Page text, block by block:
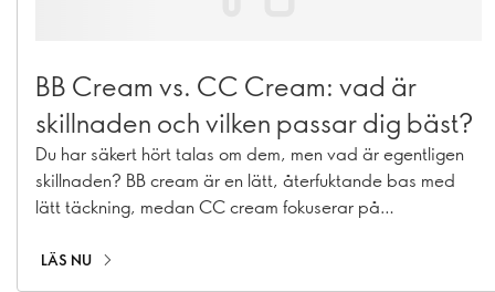
BB Cream vs. CC Cream: vad är
skillnaden och vilken passar dig bäst?
Du har säkert hört talas om dem, men vad är egentligen
skillnaden? BB cream är en lätt, återfuktande bas med
lätt täckning, medan CC cream fokuserar på
hudtonen. Dessa mångsidiga produkter har tagit över
makeuphyllorna de senaste åren, men de är inte helt
LÄS NU